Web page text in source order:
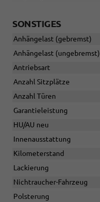
SONSTIGES
Anhängelast (gebremst)
Anhängelast (ungebremst)
Antriebsart
Anzahl Sitzplätze
Anzahl Türen
Garantieleistung
HU/AU neu
Innenausstattung
Kilometerstand
Lackierung
Nichtraucher-Fahrzeug
Polsterung